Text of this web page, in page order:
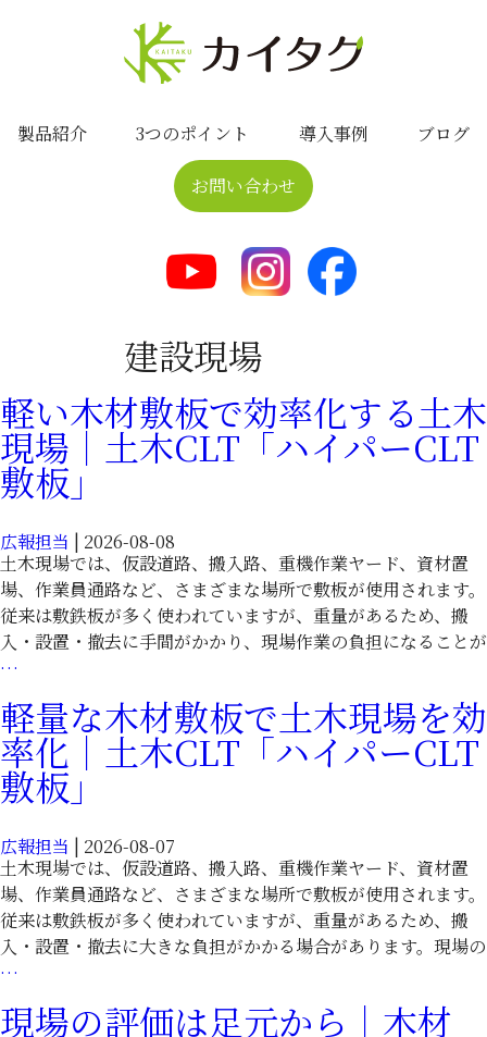
製品紹介 3つのポイント 導入事例 ブログ
お問い合わせ
建設現場
軽い木材敷板で効率化する土木
現場｜土木CLT「ハイパーCLT
敷板」
広報担当 | 2026-08-08
土木現場では、仮設道路、搬入路、重機作業ヤード、資材置
場、作業員通路など、さまざまな場所で敷板が使用されます。
従来は敷鉄板が多く使われていますが、重量があるため、搬
入・設置・撤去に手間がかかり、現場作業の負担になることが
…
木
材
敷
板
効
率
化
す
る
木
現
軽量な木材敷板で土木現場を効
率化｜土木CLT「ハイパーCLT
敷板」
広報担当 | 2026-08-07
土木現場では、仮設道路、搬入路、重機作業ヤード、資材置
場、作業員通路など、さまざまな場所で敷板が使用されます。
従来は敷鉄板が多く使われていますが、重量があるため、搬
入・設置・撤去に大きな負担がかかる場合があります。現場の
…
な
現場の評価は足元から｜木材